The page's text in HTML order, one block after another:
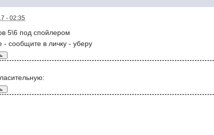
- 02:35
5\6 под спойлером
- сообщите в личку - уберу